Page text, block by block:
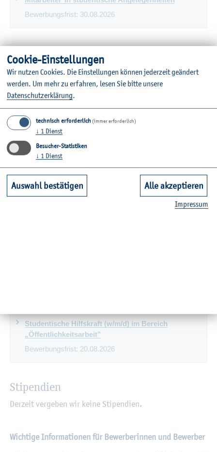
Bewerbungsfrist: 30.08.2026
Auszubildende
Derzeit sind alle unsere Stellen besetzt.
Initiativbewerbungen
Derzeit sind alle unsere Stellen besetzt.
Hochschulinterne
Stellenausschreibungen
Mitarbeiter*in für das Sekretariat
Studentische Hilfskraft (w/m/d) im Bereich
„Öffentlichkeitsarbeit"
Bewerbungsfrist: 20.08.2026
Stipendien
Derzeit vergeben wir keine Stipendien.
Wich­ti­ge In­for­ma­tio­nen für Be­wer­be­rin­nen und Be­wer­ber
Cookie-Einstellungen
Wir nutzen Cookies. Die Einstellungen können jederzeit geändert
werden. Um mehr zu erfahren, lesen Sie bitte unsere
Datenschutzerklärung.
technisch erforderlich (immer erforderlich)
↓ 1 Dienst
Besucher-Statistiken
↓ 1 Dienst
Auswahl bestätigen Alle akzeptieren
Impressum